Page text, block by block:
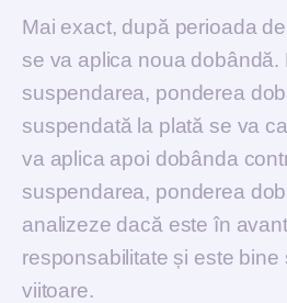
Mai exact, după perioada
se va aplica noua
suspendarea, ponderea
suspendată la plată se va
va aplica apoi dobânda
suspendarea, ponderea
analizeze dacă este în
responsabilitate și este bine
viitoare.